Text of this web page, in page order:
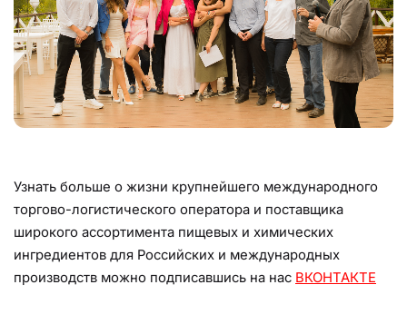
Узнать больше о жизни крупнейшего международного
торгово-логистического оператора и поставщика
широкого ассортимента пищевых и химических
ингредиентов для Российских и международных
производств можно подписавшись на нас ВКОНТАКТЕ